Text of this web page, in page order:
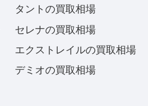
タントの買取相場
セレナの買取相場
エクストレイルの買取相場
デミオの買取相場